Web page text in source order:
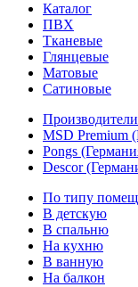
Каталог
ПВХ
Тканевые
Глянцевые
Матовые
Сатиновые
Производители
MSD Premium
Pongs
Descor
По типу
В детскую
В спальню
На кухню
В ванную
На балкон